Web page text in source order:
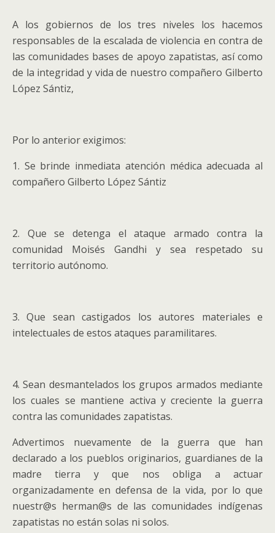
A los gobiernos de los tres niveles los hacemos
responsables de la escalada de violencia en contra de
las comunidades bases de apoyo zapatistas, así como
de la integridad y vida de nuestro compañero Gilberto
López Sántiz,
Por lo anterior exigimos:
1. Se brinde inmediata atención médica adecuada al
compañero Gilberto López Sántiz
2. Que se detenga el ataque armado contra la
comunidad Moisés Gandhi y sea respetado su
territorio autónomo.
3. Que sean castigados los autores materiales e
intelectuales de estos ataques paramilitares.
4. Sean desmantelados los grupos armados mediante
los cuales se mantiene activa y creciente la guerra
contra las comunidades zapatistas.
Advertimos nuevamente de la guerra que han
declarado a los pueblos originarios, guardianes de la
madre tierra y que nos obliga a actuar
organizadamente en defensa de la vida, por lo que
nuestr@s herman@s de las comunidades indígenas
zapatistas no están solas ni solos.